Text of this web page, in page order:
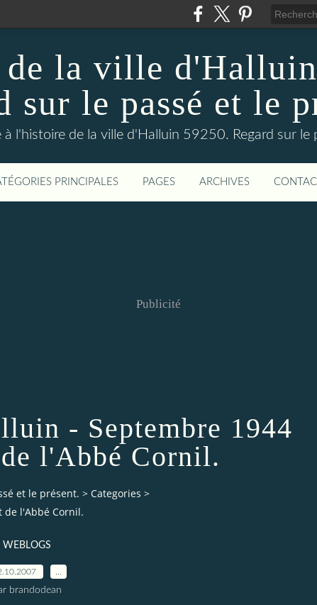
la ville
sur le passé et le
l'histoire de la ville d'Halluin 59250. Regard sur le
PRINCIPALES PAGES ARCHIVES
Publicité
- Septembre 1944
l'Abbé Cornil.
et le présent. > Categories >
de l'Abbé Cornil.
WEBLOGS
brandodean